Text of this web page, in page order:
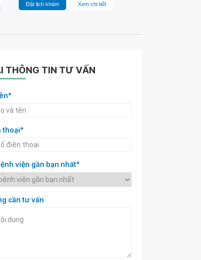
Đặt lịch khám Xem chi tiết
THÔNG TIN TƯ VẤN
thoại*
viện gần bạn nhất*
cần tư vấn